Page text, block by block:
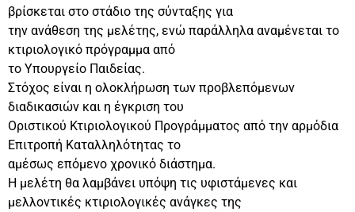
βρίσκεται στο στάδιο της σύνταξης για
την ανάθεση της μελέτης, ενώ παράλληλα αναμένεται το
κτιριολογικό πρόγραμμα από
το Υπουργείο Παιδείας.
Στόχος είναι η ολοκλήρωση των προβλεπόμενων
διαδικασιών και η έγκριση του
Οριστικού Κτιριολογικού Προγράμματος από την αρμόδια
Επιτροπή Καταλληλότητας το
αμέσως επόμενο χρονικό διάστημα.
Η μελέτη θα λαμβάνει υπόψη τις υφιστάμενες και
μελλοντικές κτιριολογικές ανάγκες της